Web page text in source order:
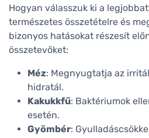
Hogyan válasszuk ki a
természetes összetételre és
bizonyos hatásokat részesít
összetevőket:
Méz: Megnyugtatja az
hidratál.
Kakukkfű: Baktériumok
esetén.
Gyömbér: